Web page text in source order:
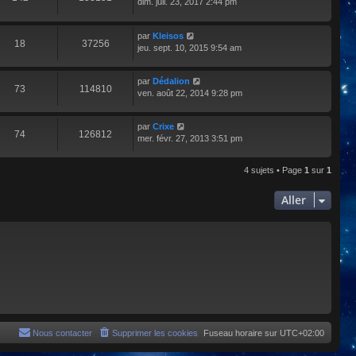
dim. juil. 23, 2017 2:44 pm
18 37256
par Kleisos
jeu. sept. 10, 2015 9:54 am
73 114810
par Dédalion
ven. août 22, 2014 9:28 pm
74 126812
par Crixe
mer. févr. 27, 2013 3:51 pm
4 sujets • Page 1 sur 1
Aller
Fuseau horaire sur UTC+02:00
Supprimer les cookies
Nous contacter